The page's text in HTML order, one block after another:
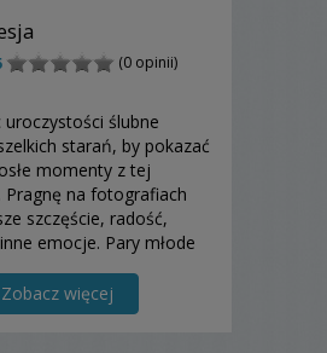
(0 opinii)
ślubne
starań, by pokazać
momenty z tej
Pragnę na fotografiach
szczęście, radość,
emocje. Pary młode
mimo ciągłej obecności
Zobacz więcej